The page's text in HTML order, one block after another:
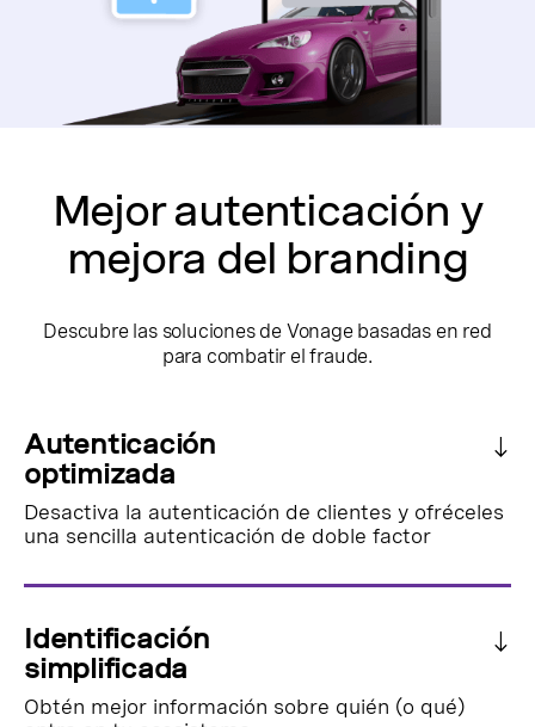
Mejor autenticación y
mejora del branding
Descubre las soluciones de Vonage basadas en red
para combatir el fraude.
Autenticación
optimizada
Desactiva la autenticación de clientes y ofréceles
una sencilla autenticación de doble factor
Identificación
simplificada
Obtén mejor información sobre quién (o qué)